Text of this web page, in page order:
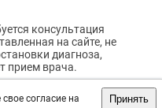
согласие на
Принять
консультация
на сайте, не
диагноза,
прием врача.